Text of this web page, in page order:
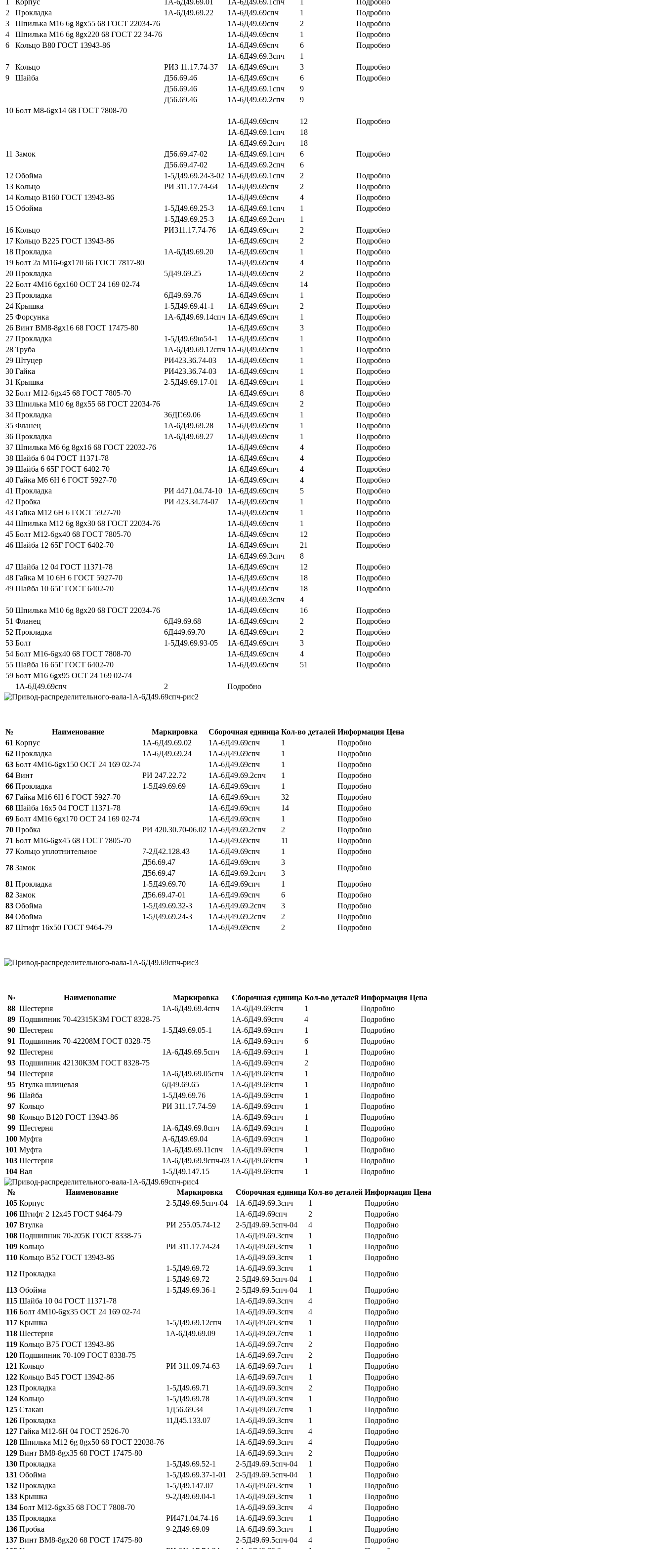
2
Прокладка 1А-6Д49.69.22 1А-6Д49.69спч 1
Подробно
3
Шпилька М16 6g 8gх55 68 ГОСТ 22034-76 1А-6Д49.69спч 2
Подробно
4
Шпилька М16 6g 8gх220 68 ГОСТ 22 34-76 1А-6Д49.69спч 1
Подробно
6
Кольцо В80 ГОСТ 13943-86 1А-6Д49.69спч 6
Подробно
1А-6Д49.69.3спч
1
7
Кольцо РИЗ 11.17.74-37 1А-6Д49.69спч 3
Подробно
9
Шайба Д56.69.46 1А-6Д49.69спч 6
Подробно
Д56.69.46
1А-6Д49.69.1спч
9
Д56.69.46
1А-6Д49.69.2спч
9
10 Болт М8-6gх14 68 ГОСТ 7808-70
1А-6Д49.69спч
12
Подробно
1А-6Д49.69.1спч
18
1А-6Д49.69.2спч
18
11 Замок Д56.69.47-02 1А-6Д49.69.1спч 6
Подробно
Д56.69.47-02
1А-6Д49.69.2спч
6
12 Обойма 1-5Д49.69.24-3-02 1А-6Д49.69.1спч 2
Подробно
13 Кольцо РИ 311.17.74-64 1А-6Д49.69спч 2
Подробно
14 Кольцо В160 ГОСТ 13943-86 1А-6Д49.69спч 4
Подробно
15 Обойма 1-5Д49.69.25-3 1А-6Д49.69.1спч 1
Подробно
1-5Д49.69.25-3
1А-6Д49.69.2спч
1
16 Кольцо РИ311.17.74-76 1А-6Д49.69спч 2
Подробно
17 Кольцо В225 ГОСТ 13943-86 1А-6Д49.69спч 2
Подробно
18 Прокладка 1А-6Д49.69.20 1А-6Д49.69спч 1
Подробно
19 Болт 2а М16-6gх170 66 ГОСТ 7817-80 1А-6Д49.69спч 4
Подробно
20 Прокладка 5Д49.69.25 1А-6Д49.69спч 2
Подробно
22 Болт 4М16 6gх160 ОСТ 24 169 02-74 1А-6Д49.69спч 14
Подробно
23 Прокладка 6Д49.69.76 1А-6Д49.69спч 1
Подробно
24 Крышка 1-5Д49.69.41-1 1А-6Д49.69спч 2
Подробно
25 Форсунка 1А-6Д49.69.14спч 1А-6Д49.69спч 1
Подробно
26 Винт ВМ8-8gх16 68 ГОСТ 17475-80 1А-6Д49.69спч 3
Подробно
27 Прокладка 1-5Д49.69ю54-1 1А-6Д49.69спч 1
Подробно
28 Труба 1А-6Д49.69.12спч 1А-6Д49.69спч 1
Подробно
29 Штуцер РИ423.36.74-03 1А-6Д49.69спч 1
Подробно
30 Гайка РИ423.36.74-03 1А-6Д49.69спч 1
Подробно
31 Крышка 2-5Д49.69.17-01 1А-6Д49.69спч 1
Подробно
32 Болт М12-6gx45 68 ГОСТ 7805-70 1А-6Д49.69спч 8
Подробно
33 Шпилька М10 6g 8gx55 68 ГОСТ 22034-76 1А-6Д49.69спч 2
Подробно
34 Прокладка 36ДГ.69.06 1А-6Д49.69спч 1
Подробно
35 Фланец 1А-6Д49.69.28 1А-6Д49.69спч 1
Подробно
36 Прокладка 1А-6Д49.69.27 1А-6Д49.69спч 1
Подробно
37 Шпилька М6 6g 8gx16 68 ГОСТ 22032-76 1А-6Д49.69спч 4
Подробно
38 Шайба 6 04 ГОСТ 11371-78 1А-6Д49.69спч 4
Подробно
39 Шайба 6 65Г ГОСТ 6402-70 1А-6Д49.69спч 4
Подробно
40 Гайка М6 6Н 6 ГОСТ 5927-70 1А-6Д49.69спч 4
Подробно
41 Прокладка РИ 4471.04.74-10 1А-6Д49.69спч 5
Подробно
42 Пробка РИ 423.34.74-07 1А-6Д49.69спч 1
Подробно
43 Гайка М12 6Н 6 ГОСТ 5927-70 1А-6Д49.69спч 1
Подробно
44 Шпилька М12 6g 8gx30 68 ГОСТ 22034-76 1А-6Д49.69спч 1
Подробно
45 Болт М12-6gx40 68 ГОСТ 7805-70 1А-6Д49.69спч 12
Подробно
46 Шайба 12 65Г ГОСТ 6402-70 1А-6Д49.69спч 21
Подробно
1А-6Д49.69.3спч
8
47 Шайба 12 04 ГОСТ 11371-78 1А-6Д49.69спч 12
Подробно
48 Гайка М 10 6Н 6 ГОСТ 5927-70 1А-6Д49.69спч 18
Подробно
49 Шайба 10 65Г ГОСТ 6402-70 1А-6Д49.69спч 18
Подробно
1А-6Д49.69.3спч
4
50 Шпилька М10 6g 8gx20 68 ГОСТ 22034-76 1А-6Д49.69спч 16
Подробно
51 Фланец 6Д49.69.68 1А-6Д49.69спч 2
Подробно
52 Прокладка 6Д449.69.70 1А-6Д49.69спч 2
Подробно
53 Болт 1-5Д49.69.93-05 1А-6Д49.69спч 3
Подробно
54 Болт М16-6gx40 68 ГОСТ 7808-70 1А-6Д49.69спч 4
Подробно
55 Шайба 16 65Г ГОСТ 6402-70 1А-6Д49.69спч 51
Подробно
59 Болт М16 6gx95 ОСТ 24 169 02-74
1А-6Д49.69спч
2 Подробно
№ Наименование Маркировка Сборочная единица Кол-во деталей Информация Цена
61 Корпус 1А-6Д49.69.02 1А-6Д49.69спч 1
Подробно
62 Прокладка 1А-6Д49.69.24 1А-6Д49.69спч 1
Подробно
63 Болт 4М16-6gx150 ОСТ 24 169 02-74 1А-6Д49.69спч 1
Подробно
64 Винт РИ 247.22.72 1А-6Д49.69.2спч 1
Подробно
66 Прокладка 1-5Д49.69.69 1А-6Д49.69спч 1
Подробно
67 Гайка М16 6Н 6 ГОСТ 5927-70 1А-6Д49.69спч 32
Подробно
68 Шайба 16х5 04 ГОСТ 11371-78 1А-6Д49.69спч 14
Подробно
69 Болт 4М16 6gx170 ОСТ 24 169 02-74 1А-6Д49.69спч 1
Подробно
70 Пробка РИ 420.30.70-06.02 1А-6Д49.69.2спч 2
Подробно
71 Болт М16-6gx45 68 ГОСТ 7805-70 1А-6Д49.69спч 11
Подробно
77 Кольцо уплотнительное 7-2Д42.128.43 1А-6Д49.69спч 1
Подробно
78 Замок
Д56.69.47 1А-6Д49.69спч 3
Подробно
Д56.69.47 1А-6Д49.69.2спч
3
81 Прокладка 1-5Д49.69.70 1А-6Д49.69спч 1
Подробно
82 Замок Д56.69.47-01 1А-6Д49.69спч 6
Подробно
83 Обойма 1-5Д49.69.32-3 1А-6Д49.69.2спч 3
Подробно
84 Обойма 1-5Д49.69.24-3 1А-6Д49.69.2спч 2
Подробно
87 Штифт 16х50 ГОСТ 9464-79 1А-6Д49.69спч 2 Подробно
№ Наименование Маркировка Сборочная единица Кол-во деталей Информация Цена
88 Шестерня 1А-6Д49.69.4спч 1А-6Д49.69спч 1
Подробно
89 Подшипник 70-42315К3М ГОСТ 8328-75 1А-6Д49.69спч 4
Подробно
90 Шестерня 1-5Д49.69.05-1 1А-6Д49.69спч 1
Подробно
91 Подшипник 70-42208М ГОСТ 8328-75 1А-6Д49.69спч 6
Подробно
92 Шестерня 1А-6Д49.69.5спч 1А-6Д49.69спч 1
Подробно
93 Подшипник 42130К3М ГОСТ 8328-75 1А-6Д49.69спч 2
Подробно
94 Шестерня 1А-6Д49.69.05спч 1А-6Д49.69спч 1
Подробно
95 Втулка шлицевая 6Д49.69.65 1А-6Д49.69спч 1
Подробно
96 Шайба 1-5Д49.69.76 1А-6Д49.69спч 1
Подробно
97 Кольцо РИ 311.17.74-59 1А-6Д49.69спч 1
Подробно
98 Кольцо В120 ГОСТ 13943-86 1А-6Д49.69спч 1
Подробно
99 Шестерня 1А-6Д49.69.8спч 1А-6Д49.69спч 1
Подробно
100 Муфта А-6Д49.69.04 1А-6Д49.69спч 1
Подробно
101 Муфта 1А-6Д49.69.11спч 1А-6Д49.69спч 1
Подробно
103 Шестерня 1А-6Д49.69.9спч-03 1А-6Д49.69спч 1
Подробно
104 Вал 1-5Д49.147.15 1А-6Д49.69спч 1 Подробно
№ Наименование Маркировка Сборочная единица Кол-во деталей Информация Цена
105 Корпус 2-5Д49.69.5спч-04 1А-6Д49.69.3спч 1
Подробно
106 Штифт 2 12х45 ГОСТ 9464-79 1А-6Д49.69спч 2
Подробно
107 Втулка РИ 255.05.74-12 2-5Д49.69.5спч-04 4
Подробно
108 Подшипник 70-205К ГОСТ 8338-75 1А-6Д49.69.3спч 1
Подробно
109 Кольцо РИ 311.17.74-24 1А-6Д49.69.3спч 1
Подробно
110 Кольцо В52 ГОСТ 13943-86 1А-6Д49.69.3спч 1
Подробно
112 Прокладка
1-5Д49.69.72 1А-6Д49.69.3спч 1
Подробно
1-5Д49.69.72 2-5Д49.69.5спч-04
1
113 Обойма 1-5Д49.69.36-1 2-5Д49.69.5спч-04 1
Подробно
115 Шайба 10 04 ГОСТ 11371-78 1А-6Д49.69.3спч 4
Подробно
116 Болт 4М10-6gx35 ОСТ 24 169 02-74 1А-6Д49.69.3спч 4
Подробно
117 Крышка 1-5Д49.69.12спч 1А-6Д49.69.3спч 1
Подробно
118 Шестерня 1А-6Д49.69.09 1А-6Д49.69.7спч 1
Подробно
119 Кольцо В75 ГОСТ 13943-86 1А-6Д49.69.7спч 2
Подробно
120 Подшипник 70-109 ГОСТ 8338-75 1А-6Д49.69.7спч 2
Подробно
121 Кольцо РИ 311.09.74-63 1А-6Д49.69.7спч 1
Подробно
122 Кольцо В45 ГОСТ 13942-86 1А-6Д49.69.7спч 1
Подробно
123 Прокладка 1-5Д49.69.71 1А-6Д49.69.3спч 2
Подробно
124 Кольцо 1-5Д49.69.78 1А-6Д49.69.3спч 1
Подробно
125 Стакан 1Д56.69.34 1А-6Д49.69.7спч 1
Подробно
126 Прокладка 11Д45.133.07 1А-6Д49.69.3спч 1
Подробно
127 Гайка М12-6Н 04 ГОСТ 2526-70 1А-6Д49.69.3спч 4
Подробно
128 Шпилька М12 6g 8gx50 68 ГОСТ 22038-76 1А-6Д49.69.3спч 4
Подробно
129 Винт ВМ8-8gx35 68 ГОСТ 17475-80 1А-6Д49.69.3спч 2
Подробно
130 Прокладка 1-5Д49.69.52-1 2-5Д49.69.5спч-04 1
Подробно
131 Обойма 1-5Д49.69.37-1-01 2-5Д49.69.5спч-04 1
Подробно
132 Прокладка 1-5Д49.147.07 1А-6Д49.69.3спч 1
Подробно
133 Крышка 9-2Д49.69.04-1 1А-6Д49.69.3спч 1
Подробно
134 Болт М12-6gx35 68 ГОСТ 7808-70 1А-6Д49.69.3спч 4
Подробно
135 Прокладка РИ471.04.74-16 1А-6Д49.69.3спч 1
Подробно
136 Пробка 9-2Д49.69.09 1А-6Д49.69.3спч 1
Подробно
137 Винт ВМ8-8gx20 68 ГОСТ 17475-80 2-5Д49.69.5спч-04 4
Подробно